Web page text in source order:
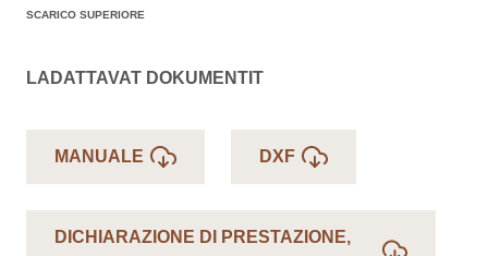
SCARICO SUPERIORE
LADATTAVAT DOKUMENTIT
MANUALE DXF
DICHIARAZIONE DI PRESTAZIONE,